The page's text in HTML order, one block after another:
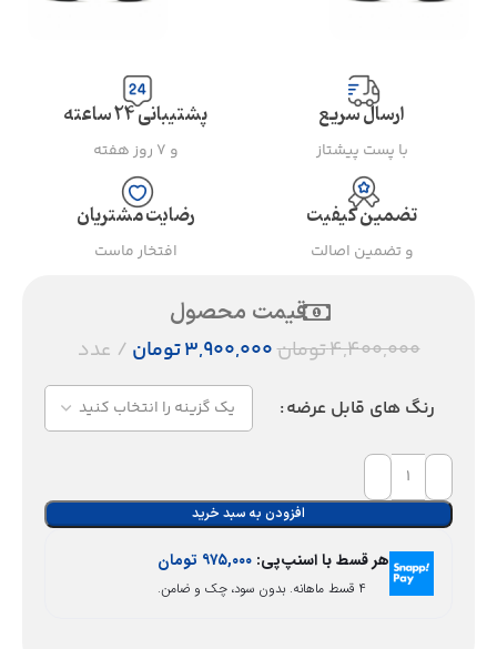
ارسال سریع
با پست پیشتاز
پشتیبانی ۲۴ ساعته
و ۷ روز هفته
تضمین کیفیت
و تضمین اصالت
رضایت مشتریان
افتخار ماست
قیمت محصول
۴,۴۰۰,۰۰۰تومان۳,۹۰۰,۰۰۰تومان عدد
رنگ های قابل عرضه
افزودن به سبد خرید
هر قسط با اسنپ‌پی: ۹۷۵,۰۰۰ تومان
۴ قسط ماهانه. بدون سود، چک و ضامن.